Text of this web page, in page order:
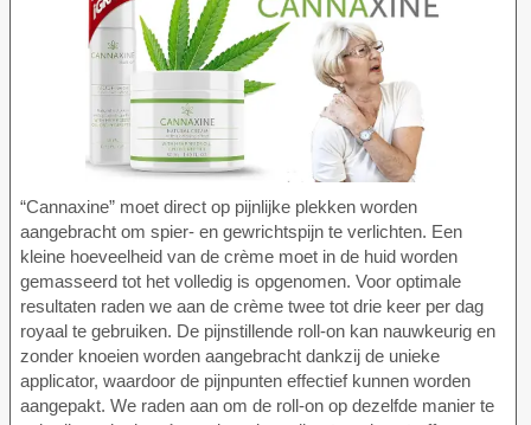
“Cannaxine” moet direct op pijnlijke plekken worden
aangebracht om spier- en gewrichtspijn te verlichten. Een
kleine hoeveelheid van de crème moet in de huid worden
gemasseerd tot het volledig is opgenomen. Voor optimale
resultaten raden we aan de crème twee tot drie keer per dag
royaal te gebruiken. De pijnstillende roll-on kan nauwkeurig en
zonder knoeien worden aangebracht dankzij de unieke
applicator, waardoor de pijnpunten effectief kunnen worden
aangepakt. We raden aan om de roll-on op dezelfde manier te